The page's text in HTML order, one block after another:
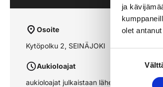
ja
olet
Osoite
Kytöpolku 2, SEINÄJOKI
Aukioloajat
aukioloajat julkaistaan lähempänä sesonkia